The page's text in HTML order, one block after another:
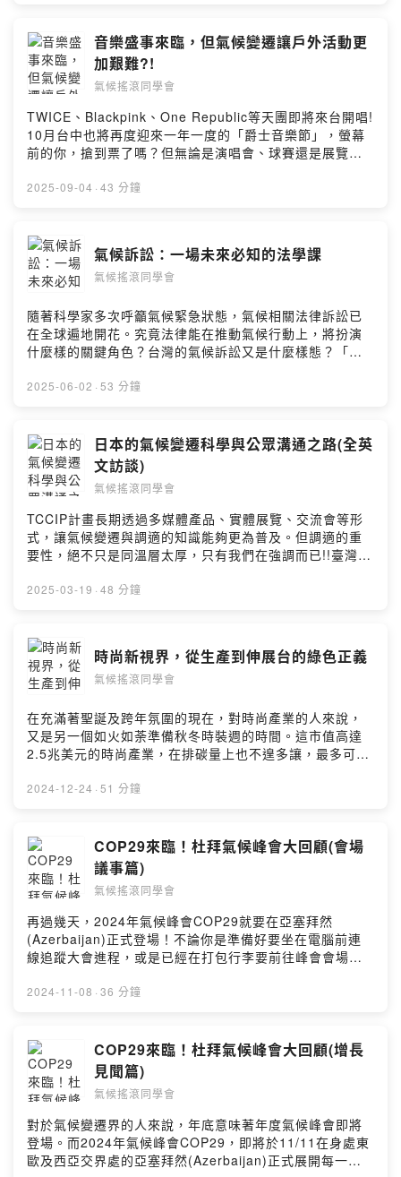
市熱嶄新挑戰！留言告訴我你對這一集的想法：
https://open.firstory.me/user/cktwdet6i3xn3095634vr
ktgm/commentsPowered by Firstory Hosting
音樂盛事來臨，但氣候變遷讓戶外活動更
加艱難?!
氣候搖滾同學會
TWICE、Blackpink、One Republic等天團即將來台開唱!
10月台中也將再度迎來一年一度的「爵士音樂節」，螢幕
前的你，搶到票了嗎？但無論是演唱會、球賽還是展覽，
極端事件，讓戶外活動成為超前部屬與危機處理的一場不
鋒，守護你的每一場美好回憶！留言告訴我你對這一集的
想法：
https://open.firstory.me/user/cktwdet6i3xn3095634vr
2025-09-04 · 43 分鐘
氣候訴訟：一場未來必知的法學課
氣候搖滾同學會
隨著科學家多次呼籲氣候緊急狀態，氣候相關法律訴訟已
在全球遍地開花。究竟法律能在推動氣候行動上，將扮演
什麼樣的關鍵角色？台灣的氣候訴訟又是什麼樣態？「每
律師，從法律角度說明「氣候訴訟」的基礎及實務挑戰，
好奇的你，千萬別錯過這個「用法律守護地球」的一
集！！留言告訴我你對這一集的想法：
https://open.firstory.me/user/cktwdet6i3xn3095634vr
ktgm/comments片尾曲credits to: Grateful Vibes
Worship - A Song of Righteousness & TruthPowered
by Firstory Hosting
2025-06-02 · 53 分鐘
日本的氣候變遷科學與公眾溝通之路(全英
文訪談)
氣候搖滾同學會
TCCIP計畫長期透過多媒體產品、實體展覽、交流會等形
式，讓氣候變遷與調適的知識能夠更為普及。但調適的重
要性，絕不只是同溫層太厚，只有我們在強調而已!!臺灣的
過，尤其在日本「氣候變遷調適法」通過後，更多的溝通
家。歡迎大家挑戰自己的英文聽力，發掘日本調適的發展
與未來動向!!留言告訴我你對這一集的想法：
https://open.firstory.me/user/cktwdet6i3xn3095634vr
2025-03-19 · 48 分鐘
時尚新視界，從生產到伸展台的綠色正義
氣候搖滾同學會
在充滿著聖誕及跨年氛圍的現在，對時尚產業的人來說，
又是另一個如火如荼準備秋冬時裝週的時間。這市值高達
2.5兆美元的時尚產業，在排碳量上也不遑多讓，最多可佔
送到時尚週的行銷，時尚生態圈要改變的絕不是一兩個環
費者行為的轉型應將如何前進。氣候搖滾同學會2024的最
後一集，帶著你又歡樂又Fashion的度過這段佳節！留言告
訴我你對這一集的想法：
https://open.firstory.me/user/cktwdet6i3xn3095634vr
ktgm/commentsPowered by Firstory Hosting
2024-12-24 · 51 分鐘
COP29來臨！杜拜氣候峰會大回顧(會場
議事篇)
氣候搖滾同學會
再過幾天，2024年氣候峰會COP29就要在亞塞拜然
(Azerbaijan)正式登場！不論你是準備好要坐在電腦前連
線追蹤大會進程，或是已經在打包行李要前往峰會會場，
的大回顧！留言告訴我你對這一集的想法：
2024-11-08 · 36 分鐘
COP29來臨！杜拜氣候峰會大回顧(增長
見聞篇)
氣候搖滾同學會
對於氣候變遷界的人來說，年底意味著年度氣候峰會即將
登場。而2024年氣候峰會COP29，即將於11/11在身處東
歐及西亞交界處的亞塞拜然(Azerbaijan)正式展開每一天